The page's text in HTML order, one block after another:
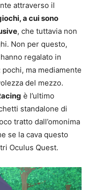
attraverso il
a cui sono
, che tuttavia non
Non per questo,
regalato in
ma mediamente
del mezzo.
è l’ultimo
standalone di
tratto dall’omonima
se la cava questo
Oculus Quest.